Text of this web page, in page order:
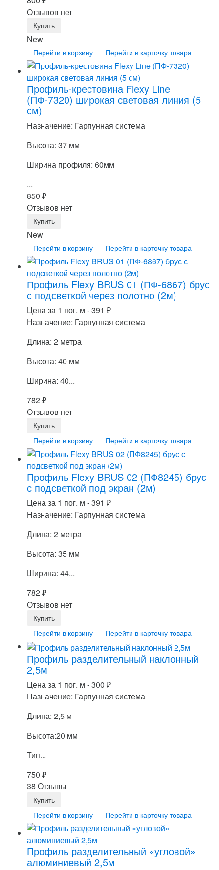
Отзывов нет
New!
Перейти в корзину Перейти в карточку товара
Профиль-крестовина Flexy Line
(ПФ-7320) широкая световая линия (5
см)
Назначение: Гарпунная система
Высота: 37 мм
Ширина профиля: 60мм
...
850 ₽
Отзывов нет
New!
Перейти в корзину Перейти в карточку товара
Профиль Flexy BRUS 01 (ПФ-6867) брус
с подсветкой через полотно (2м)
Цена за 1 пог. м -391 ₽
Назначение: Гарпунная система
Длина: 2 метра
Высота: 40 мм
Ширина: 40...
782₽
Отзывов нет
Перейти в корзину Перейти в карточку товара
Профиль Flexy BRUS 02 (ПФ8245) брус
с подсветкой под экран (2м)
Цена за 1 пог. м -391 ₽
Назначение: Гарпунная система
Длина: 2 метра
Высота: 35 мм
Ширина: 44...
782₽
Отзывов нет
Перейти в корзину Перейти в карточку товара
Профиль разделительный наклонный
2,5м
Цена за 1 пог. м -300 ₽
Назначение: Гарпунная система
Длина: 2,5 м
Высота:20 мм
Тип...
750 ₽
38 Отзывы
Перейти в корзину Перейти в карточку товара
Профиль разделительный «угловой»
алюминиевый 2,5м